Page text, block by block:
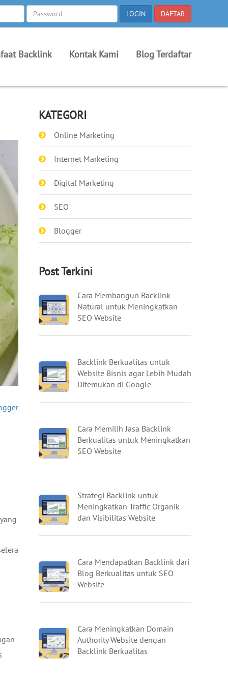
Backlink Kontak Kami Blog Terdaftar
KATEGORI
Online Marketing
Internet Marketing
Digital Marketing
SEO
Blogger
Post Terkini
Cara Membangun Backlink
Natural untuk Meningkatkan
SEO Website
Backlink Berkualitas untuk
Website Bisnis agar Lebih Mudah
Ditemukan di Google
Cara Memilih Jasa Backlink
Berkualitas untuk Meningkatkan
SEO Website
Strategi Backlink untuk
Meningkatkan Traffic Organik
dan Visibilitas Website
Cara Mendapatkan Backlink dari
Blog Berkualitas untuk SEO
Website
Cara Meningkatkan Domain
Authority Website dengan
Backlink Berkualitas